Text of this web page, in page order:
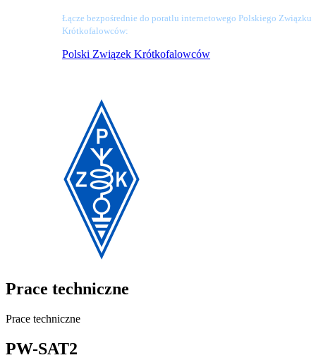
Łącze bezpośrednie do poratlu internetowego Polskiego Związku
Krótkofalowców:
Polski Związek Krótkofalowców
Prace techniczne
Prace techniczne
PW-SAT2